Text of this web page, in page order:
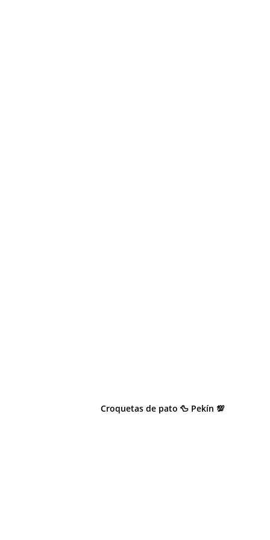
Croquetas de pato 🦆 Pekín 💯